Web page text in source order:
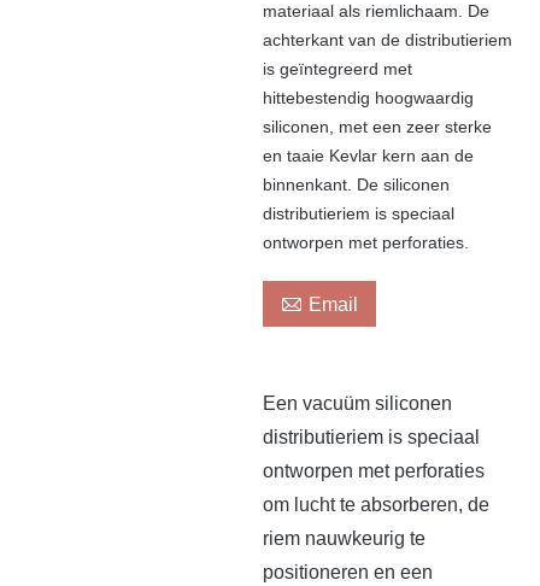
materiaal als riemlichaam. De
achterkant van de distributieriem
is geïntegreerd met
hittebestendig hoogwaardig
siliconen, met een zeer sterke
en taaie Kevlar kern aan de
binnenkant. De siliconen
distributieriem is speciaal
ontworpen met perforaties.
 Email
Een vacuüm siliconen
distributieriem is speciaal
ontworpen met perforaties
om lucht te absorberen, de
riem nauwkeurig te
positioneren en een